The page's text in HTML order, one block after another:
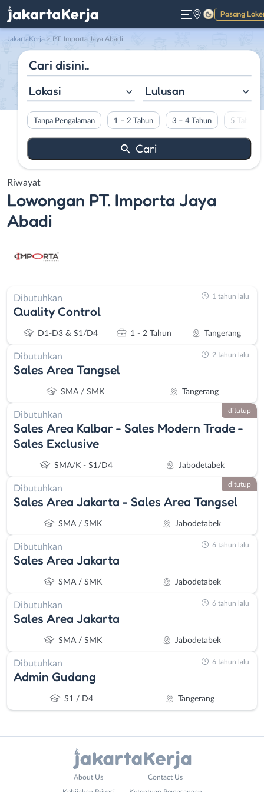
Pasang
Gelap
JakartaKerja > PT. Importa Jaya Abadi
Lokasi Lulusan
Tanpa Pengalaman 1 – 2 Tahun 3 – 4 Tahun 5 Tahun
Riwayat
Lowongan PT. Importa Jaya
Abadi
Dibutuhkan
Quality Control
D1-D3 & S1/D4 1 - 2 Tahun Tangerang
1 tahun lalu
Dibutuhkan
Sales Area Tangsel
SMA / SMK Tangerang
2 tahun lalu
Dibutuhkan
Sales Area Kalbar - Sales Modern Trade -
Sales Exclusive
SMA/K - S1/D4 Jabodetabek
ditutup
Dibutuhkan
Sales Area Jakarta - Sales Area Tangsel
SMA / SMK Jabodetabek
ditutup
Dibutuhkan
Sales Area Jakarta
SMA / SMK Jabodetabek
6 tahun lalu
Dibutuhkan
Sales Area Jakarta
SMA / SMK Jabodetabek
6 tahun lalu
Dibutuhkan
Admin Gudang
S1 / D4 Tangerang
6 tahun lalu
About Us Contact Us